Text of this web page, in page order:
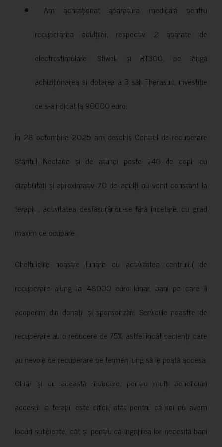
Am achiziționat aparatura medicală pentru
recuperarea adulților, respectiv 2 aparate de
electrostimulare: Stiwell și RT300, pe lângă
achiziționarea și dotarea a 3 săli Therasuit, investiție
ce s-a ridicat la 90000 euro.
În 28 octombrie 2025 am deschis Centrul de recuperare
Sfântul Nectarie și de atunci peste 140 de copii cu
dizabilități și aproximativ 70 de adulți au venit constant la
terapii , activitatea desfășurându-se fără încetare, cu grad
maxim de ocupare.
Cheltuielile noastre lunare cu activitatea centrului de
recuperare ajung la 48000 euro lunar, bani pe care îi
acoperim din donații și sponsorizări. Serviciile noastre de
recuperare au o reducere de 75%, astfel încât pacienții care
au nevoie de recuperare pe termen lung să le poată accesa.
Chiar și cu această reducere, pentru mulți beneficiari
accesul la terapii este dificil, atât pentru că noi nu avem
locuri suficiente, cât și pentru că îngrijirea lor necesită bani